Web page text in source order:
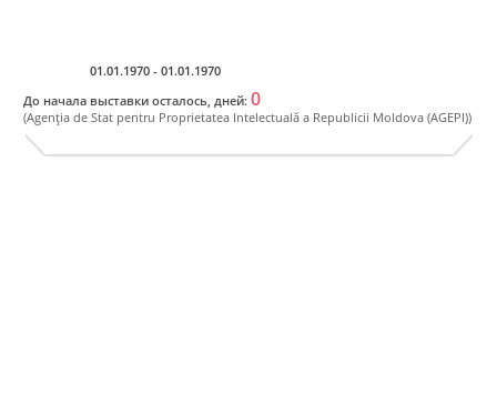
01.01.1970 - 01.01.1970
До начала выставки осталось, дней: 0
(Agenţia de Stat pentru Proprietatea Intelectuală a Republicii Moldova (AGEPI))